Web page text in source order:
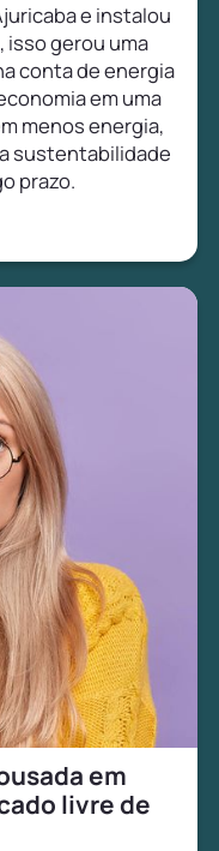
e instalou
isso gerou uma
conta de energia
em uma
menos energia,
sustentabilidade
prazo.
em
livre de